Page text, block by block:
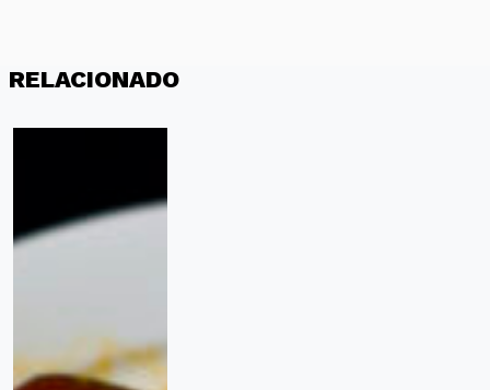
RELACIONADO